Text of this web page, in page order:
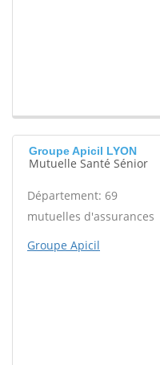
Groupe Apicil LYON
Mutuelle Santé Sénior
Département: 69
mutuelles d'assurances
Groupe Apicil